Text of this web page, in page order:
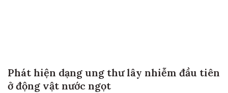
Phát hiện dạng ung thư lây nhiễm đầu tiên
ở động vật nước ngọt